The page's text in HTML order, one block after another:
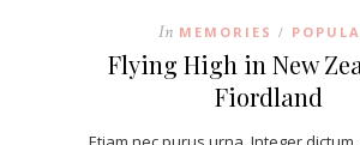
In MEMORIES /
Flying High in New
Fiordland